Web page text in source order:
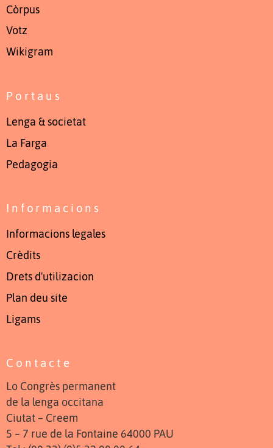
Còrpus
Votz
Wikigram
Portaus
Lenga & societat
La Farga
Pedagogia
Informacions
Informacions legales
Crèdits
Drets d'utilizacion
Plan deu site
Ligams
Contacte
Lo Congrès permanent
de la lenga occitana
Ciutat – Creem
5 – 7 rue de la Fontaine 64000 PAU